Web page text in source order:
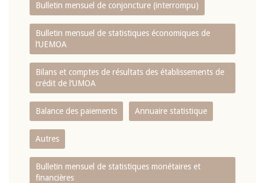
Bulletin mensuel de conjoncture (interrompu)
Bulletin mensuel de statistiques économiques de
l‘UEMOA
Bilans et comptes de résultats des établissements de
crédit de l‘UMOA
Balance des paiements Annuaire statistique
Autres
Bulletin mensuel de statistiques monétaires et
financières